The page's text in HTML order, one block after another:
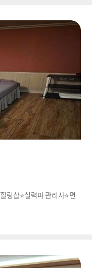
링샵⭐실력파 관리사⭐편